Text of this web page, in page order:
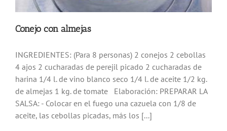
Noticias
Contactar
WooCommerce My Account
Conejo con almejas
INGREDIENTES: (Para 8 personas) 2 conejos 2 cebollas
4 ajos 2 cucharadas de perejil picado 2 cucharadas de
harina 1/4 l. de vino blanco seco 1/4 l. de aceite 1/2 kg.
de almejas 1 kg. de tomate Elaboración: PREPARAR LA
SALSA: - Colocar en el fuego una cazuela con 1/8 de
aceite, las cebollas picadas, más los [...]